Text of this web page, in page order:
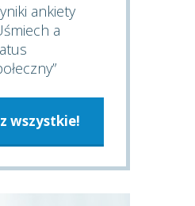
ankiety
a
wszystkie!